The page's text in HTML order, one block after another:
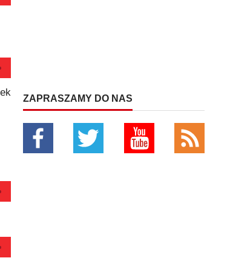
ZAPRASZAMY DO NAS